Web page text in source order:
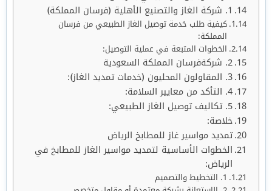
1. شركة الغاز والتصنيع الأهلية (فرسان المملكة)
كيفية طلب خدمة توصيل الغاز الطبيعي من فرسان
المملكة:
الخطوات المتبعة في عملية التوصيل:
2. شركةفرسان المملكة السعودية
3. المقاولون المحليون (خدمات تمديد الغاز):
4. التأكد من معايير السلامة:
5. تكاليف توصيل الغاز الطبيعي:
خلاصة:
تمديد مواسير غاز للمطابخ الرياض
الخطوات الأساسية لتمديد مواسير الغاز للمطابخ في
الرياض:
1. التخطيط والتصميم